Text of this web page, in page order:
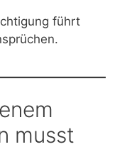
führt
musst